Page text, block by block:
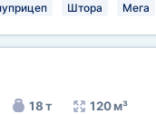
Штора Мега
18 т 120 м³